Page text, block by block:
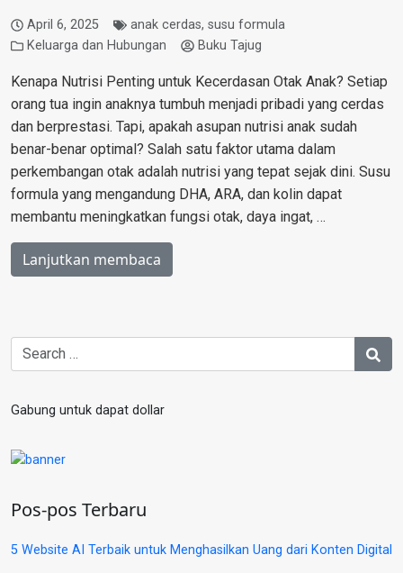
April 6, 2025 anak cerdas, susu formula
Keluarga dan Hubungan
Buku Tajug
Kenapa Nutrisi Penting untuk Kecerdasan Otak Anak? Setiap
orang tua ingin anaknya tumbuh menjadi pribadi yang cerdas
dan berprestasi. Tapi, apakah asupan nutrisi anak sudah
benar-benar optimal? Salah satu faktor utama dalam
perkembangan otak adalah nutrisi yang tepat sejak dini. Susu
formula yang mengandung DHA, ARA, dan kolin dapat
membantu meningkatkan fungsi otak, daya ingat, …
Lanjutkan membaca
Gabung untuk dapat dollar
Pos-pos Terbaru
5 Website AI Terbaik untuk Menghasilkan Uang dari Konten Digital